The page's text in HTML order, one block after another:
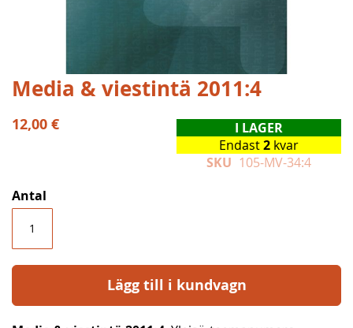
Hoppa
till
början
av
Media & viestintä 2011:4
12,00 €
I LAGER
Endast2 kvar
SKU 105-MV-34:4
Antal
Lägg till i kundvagn